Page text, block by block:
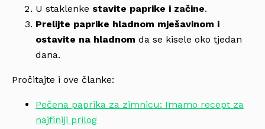
U staklenke stavite paprike i začine.
Prelijte paprike hladnom mješavinom i
ostavite na hladnom da se kisele oko tjedan
dana.
Pročitajte i ove članke:
Pečena paprika za zimnicu: Imamo recept za
najfiniji prilog